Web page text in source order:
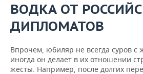
ВОДКА ОТ
ДИПЛОМАТОВ
Впрочем, юбиляр не всегда суров
иногда он делает в их отношении
жесты. Например, после долгих